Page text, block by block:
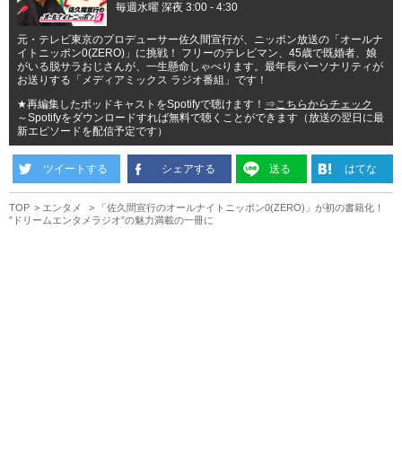
毎週水曜 深夜 3:00 - 4:30
元・テレビ東京のプロデューサー佐久間宣行が、ニッポン放送の「オールナ
イトニッポン0(ZERO)」に挑戦！ フリーのテレビマン、45歳で既婚者、娘
がいる脱サラおじさんが、一生懸命しゃべります。最年長パーソナリティが
お送りする「メディアミックス ラジオ番組」です！
★再編集したポッドキャストをSpotifyで聴けます！ ⇒こちらからチェック
～Spotifyをダウンロードすれば無料で聴くことができます（放送の翌日に最
新エピソードを配信予定です）
ツイートする シェアする 送る はてな
TOP エンタメ
「佐久間宣行のオールナイトニッポン0(ZERO)」が初の書籍化！
”ドリームエンタメラジオ”の魅力満載の一冊に